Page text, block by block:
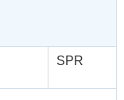
SPR